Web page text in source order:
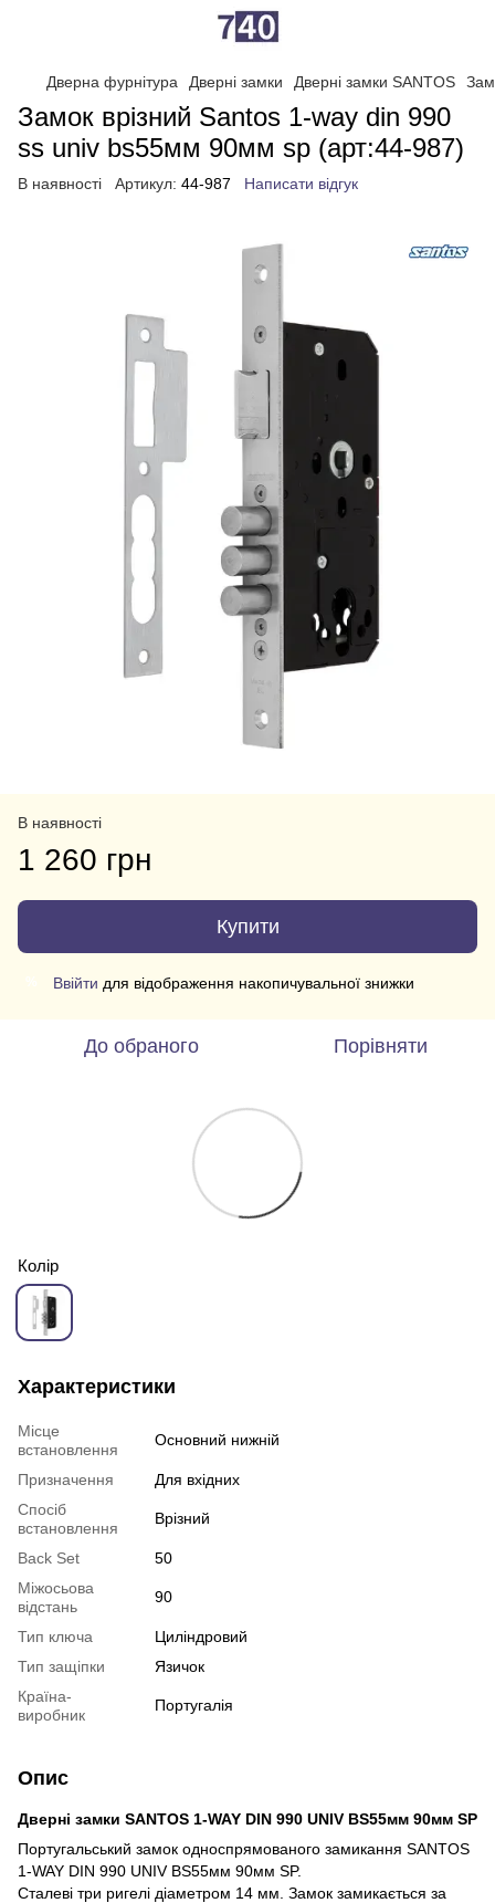
Дверна фурнітура Дверні замки Дверні замки SANTOS
Замок врізний Santos 1-way din 990
ss univ bs55мм 90мм sp (арт:44-987)
В наявності Артикул: 44-987 Написати відгук
В наявності
1 260 грн
Купити
Ввійти для відображення накопичувальної знижки
До обраного Порівняти
Колір
Характеристики
Місце
встановлення
Основний нижній
Призначення
Для вхідних
Спосіб
встановлення
Врізний
Back Set
50
Міжосьова
відстань
90
Тип ключа
Циліндровий
Тип защіпки
Язичок
Країна-
виробник
Португалія
Опис
Дверні замки SANTOS 1-WAY DIN 990 UNIV BS55мм 90мм SP
Португальський замок односпрямованого замикання SANTOS
1-WAY DIN 990 UNIV BS55мм 90мм SP.
Сталеві три ригелі діаметром 14 мм. Замок замикається за